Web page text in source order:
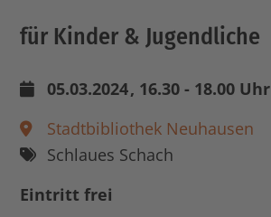
für Kinder & Jugendliche
05.03.2024, 16.30 - 18.00 Uhr
Stadtbibliothek Neuhausen
Schlaues Schach
Eintritt frei